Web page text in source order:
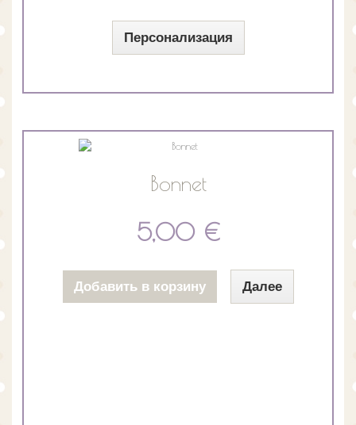
Персонализация
Bonnet
5,00 €
Добавить в корзину Далее